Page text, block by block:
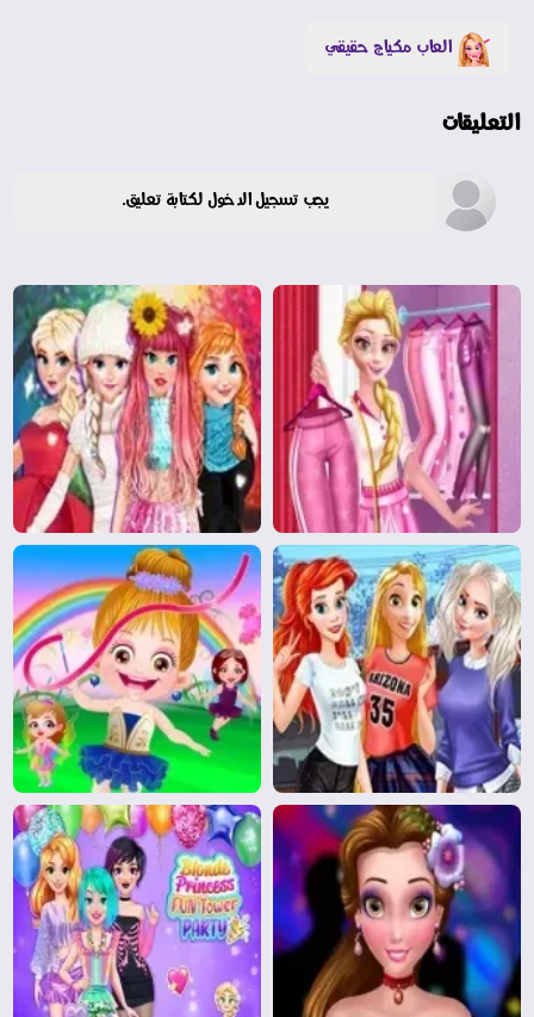
العاب مكياج حقيقي
التعليقات
يجب تسجيل الدخول لكتابة تعليق.